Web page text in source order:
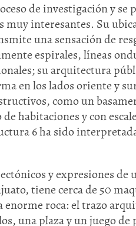
de investigación y se
muy interesantes. Su
una sensación de
espirales, líneas
su arquitectura
en los lados oriente y
como un
habitaciones y con
6 ha sido
y expresiones
tiene cerca de 50
roca: el trazo
una plaza y un juego de